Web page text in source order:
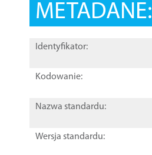
METADANE:
Identyfikator:
Kodowanie:
Nazwa standardu:
Wersja standardu: